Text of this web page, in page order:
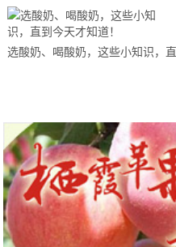
选酸奶、喝酸奶，这些小知识，直